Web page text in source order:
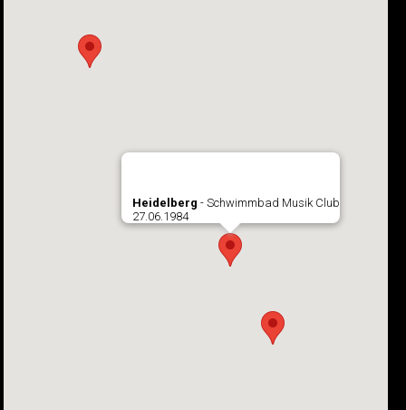
Heidelberg - Schwimmbad Musik Club
27.06.1984